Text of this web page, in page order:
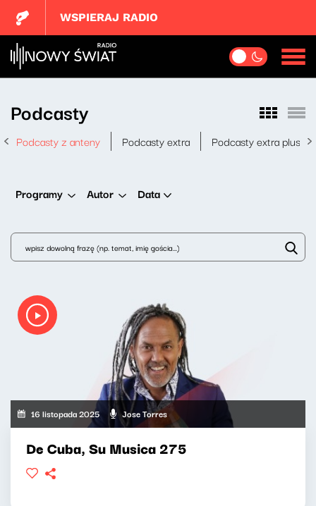
WSPIERAJ RADIO
Podcasty
Podcasty z anteny Podcasty extra Podcasty extra plus
Programy Autor Data
16 listopada 2025 Jose Torres
De Cuba, Su Musica 275